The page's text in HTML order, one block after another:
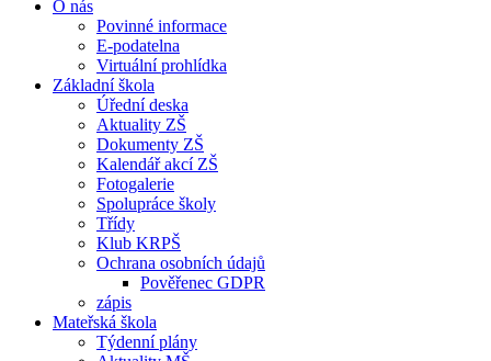
O nás
Povinné informace
E-podatelna
Virtuální prohlídka
Základní škola
Úřední deska
Aktuality ZŠ
Dokumenty ZŠ
Kalendář akcí ZŠ
Fotogalerie
Spolupráce školy
Třídy
Klub KRPŠ
Ochrana osobních údajů
Pověřenec GDPR
zápis
Mateřská škola
Týdenní plány